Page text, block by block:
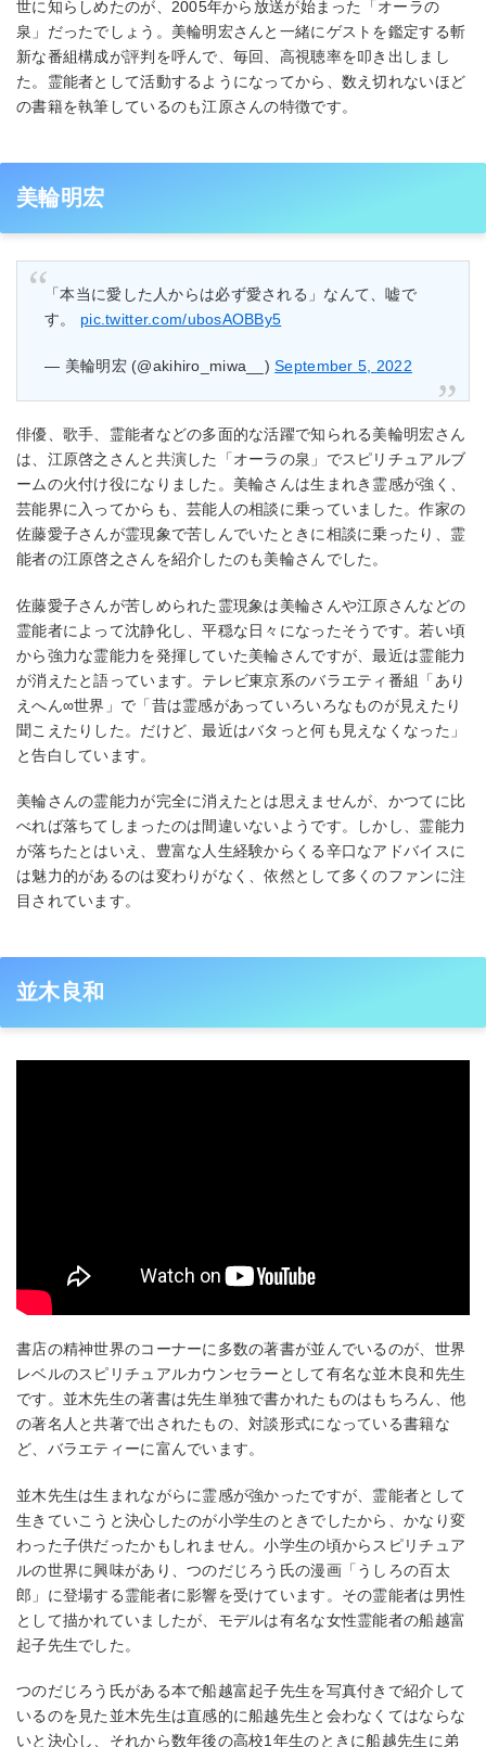
世に知らしめたのが、2005年から放送が始まった「オーラの
泉」だったでしょう。美輪明宏さんと一緒にゲストを鑑定する斬
新な番組構成が評判を呼んで、毎回、高視聴率を叩き出しまし
た。霊能者として活動するようになってから、数え切れないほど
の書籍を執筆しているのも江原さんの特徴です。
美輪明宏
「本当に愛した人からは必ず愛される」なんて、嘘で
す。 pic.twitter.com/ubosAOBBy5
— 美輪明宏 (@akihiro_miwa__)September 5, 2022
俳優、歌手、霊能者などの多面的な活躍で知られる美輪明宏さん
は、江原啓之さんと共演した「オーラの泉」でスピリチュアルブ
ームの火付け役になりました。美輪さんは生まれき霊感が強く、
芸能界に入ってからも、芸能人の相談に乗っていました。作家の
佐藤愛子さんが霊現象で苦しんでいたときに相談に乗ったり、霊
能者の江原啓之さんを紹介したのも美輪さんでした。
佐藤愛子さんが苦しめられた霊現象は美輪さんや江原さんなどの
霊能者によって沈静化し、平穏な日々になったそうです。若い頃
から強力な霊能力を発揮していた美輪さんですが、最近は霊能力
が消えたと語っています。テレビ東京系のバラエティ番組「あり
えへん∞世界」で「昔は霊感があっていろいろなものが見えたり
聞こえたりした。だけど、最近はバタっと何も見えなくなった」
と告白しています。
美輪さんの霊能力が完全に消えたとは思えませんが、かつてに比
べれば落ちてしまったのは間違いないようです。しかし、霊能力
が落ちたとはいえ、豊富な人生経験からくる辛口なアドバイスに
は魅力的があるのは変わりがなく、依然として多くのファンに注
目されています。
並木良和
書店の精神世界のコーナーに多数の著書が並んでいるのが、世界
レベルのスピリチュアルカウンセラーとして有名な並木良和先生
です。並木先生の著書は先生単独で書かれたものはもちろん、他
の著名人と共著で出されたもの、対談形式になっている書籍な
ど、バラエティーに富んでいます。
並木先生は生まれながらに霊感が強かったですが、霊能者として
生きていこうと決心したのが小学生のときでしたから、かなり変
わった子供だったかもしれません。小学生の頃からスピリチュア
ルの世界に興味があり、つのだじろう氏の漫画「うしろの百太
郎」に登場する霊能者に影響を受けています。その霊能者は男性
として描かれていましたが、モデルは有名な女性霊能者の船越富
起子先生でした。
つのだじろう氏がある本で船越富起子先生を写真付きで紹介して
いるのを見た並木先生は直感的に船越先生と会わなくてはならな
いと決心し、それから数年後の高校1年生のときに船越先生に弟